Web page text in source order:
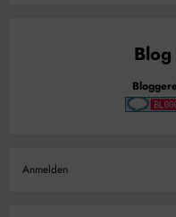
Anmelden